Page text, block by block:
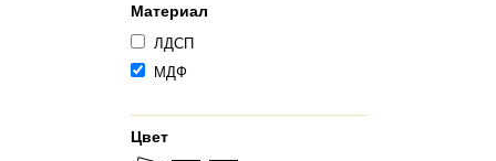
Материал
ЛДСП
МДФ
Цвет